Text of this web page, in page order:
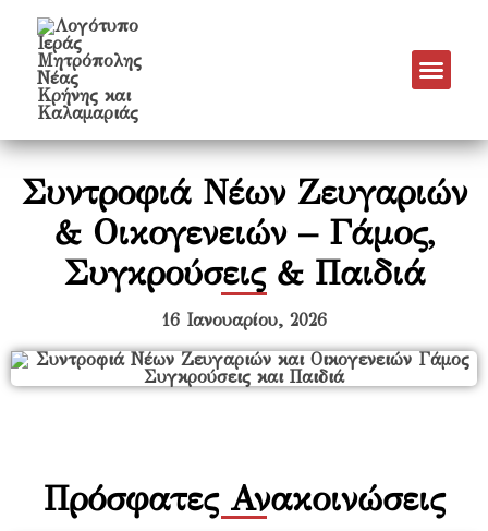
Συντροφιά Νέων Ζευγαριών
& Οικογενειών – Γάμος,
Συγκρούσεις & Παιδιά
16 Ιανουαρίου, 2026
Πρόσφατες Ανακοινώσεις